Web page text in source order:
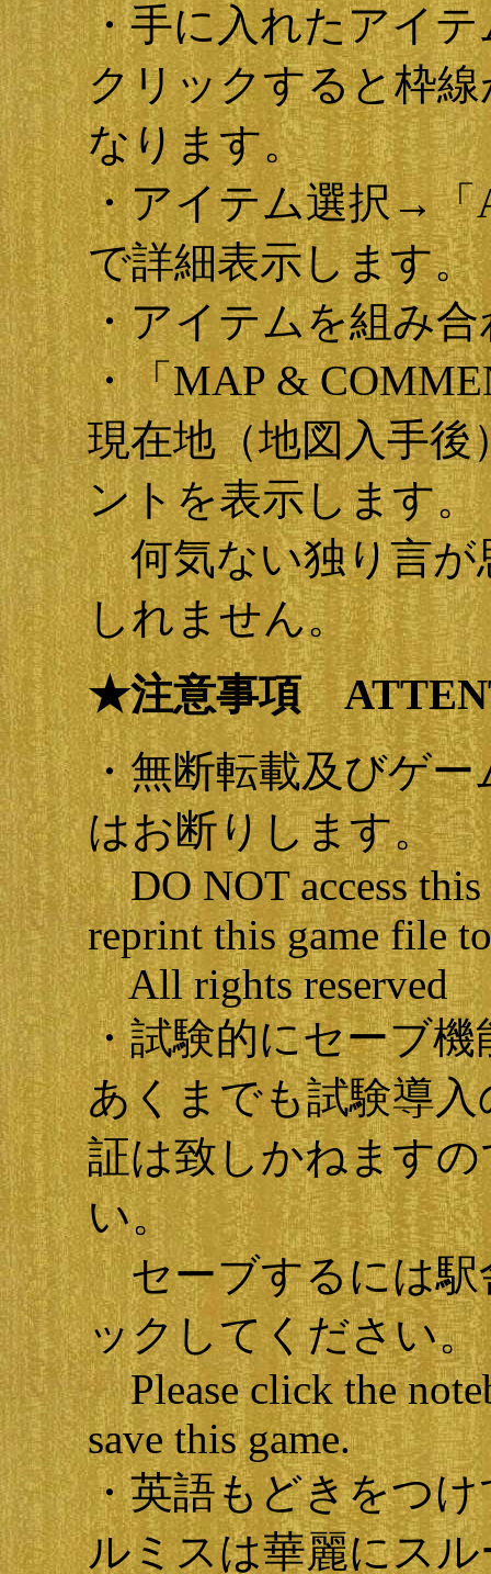
・手に入れたアイ
クリックすると枠
なります。
・アイテム選択→「
で詳細表示します。
・アイテムを組み
・「MAP &
現在地（地図入手後
ントを表示します。
何気ない独り言が
しれません。
★注意事項
・無断転載及びゲ
はお断りします。
DO NOT access this
reprint this game file
All rights reserved
・試験的にセーブ
あくまでも試験導
証は致しかねます
い。
セーブするには駅
ックしてください。
Please click the
save this game.
・英語もどきをつ
ルミスは華麗にス